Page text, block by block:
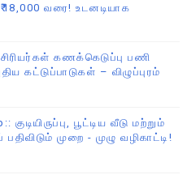
வரை! உடனடியாக
கணக்கெடுப்பு பணி
கட்டுப்பாடுகள் – விழுப்புரம்
பூட்டிய வீடு மற்றும்
முறை - முழு வழிகாட்டி!